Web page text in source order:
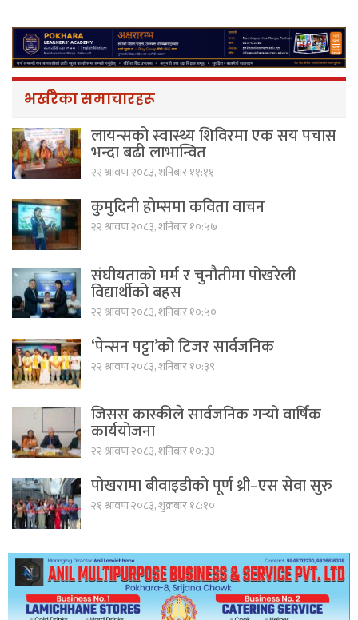
भर्खरैका समाचारहरू
लायन्सको स्वास्थ्य शिविरमा एक सय पचास
भन्दा बढी लाभान्वित
२२ श्रावण २०८३, शनिबार ११:११
कुमुदिनी होम्समा कविता वाचन
२२ श्रावण २०८३, शनिबार १०:५७
संघीयताको मर्म र चुनौतीमा पोखरेली
विद्यार्थीको बहस
२२ श्रावण २०८३, शनिबार १०:५०
‘पेन्सन पट्टा’को टिजर सार्वजनिक
२२ श्रावण २०८३, शनिबार १०:३९
जिसस कास्कीले सार्वजनिक गर्‍यो वार्षिक
कार्ययोजना
२२ श्रावण २०८३, शनिबार १०:३३
पोखरामा बीवाइडीको पूर्ण थ्री–एस सेवा सुरु
२१ श्रावण २०८३, शुक्रबार १८:१०